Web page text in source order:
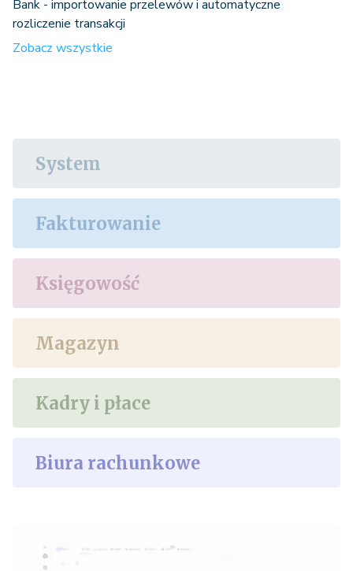
taxregister_accrual_terminations
declaration_ledger_statements
Bank - importowanie przelewów i automatyczne
rozliczenie transakcji
Zobacz wszystkie
System
Fakturowanie
Księgowość
Magazyn
Kadry i płace
Biura rachunkowe